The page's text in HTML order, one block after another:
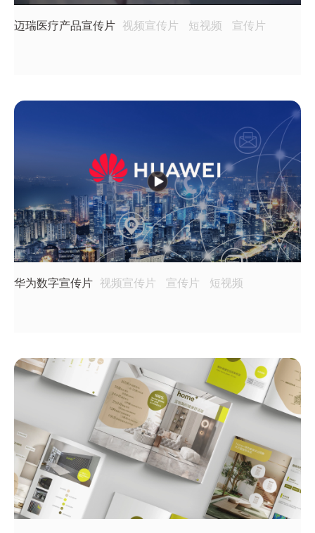
迈瑞医疗产品宣传片 视频宣传片 短视频 宣传片
华为数字宣传片 视频宣传片 宣传片 短视频